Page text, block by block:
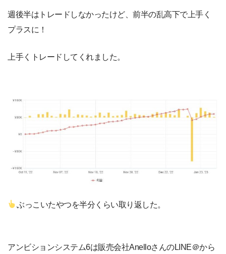
週後半はトレードしなかったけど、前半の乱高下で上手く
プラスに！
上手くトレードしてくれました。
ぶっこいたやつを半分くらい取り返した。
アンビションシステム6は販売会社AnelloさんのLINE＠から